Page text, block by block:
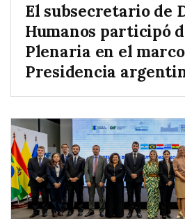
El subsecretario de
Humanos participó
Plenaria en el
Presidencia